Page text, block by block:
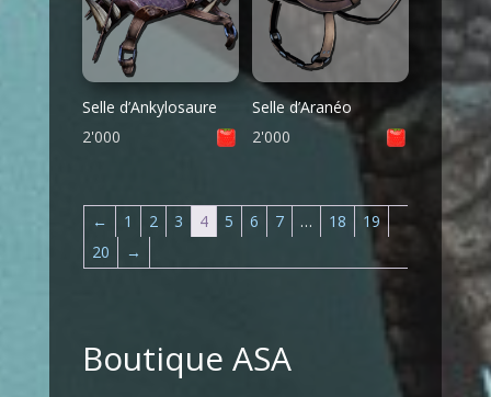
Selle d’Ankylosaure
2'000
Selle d’Aranéo
2'000
← 1 2 3 4 5 6 7 … 18
19
20
→
Boutique ASA